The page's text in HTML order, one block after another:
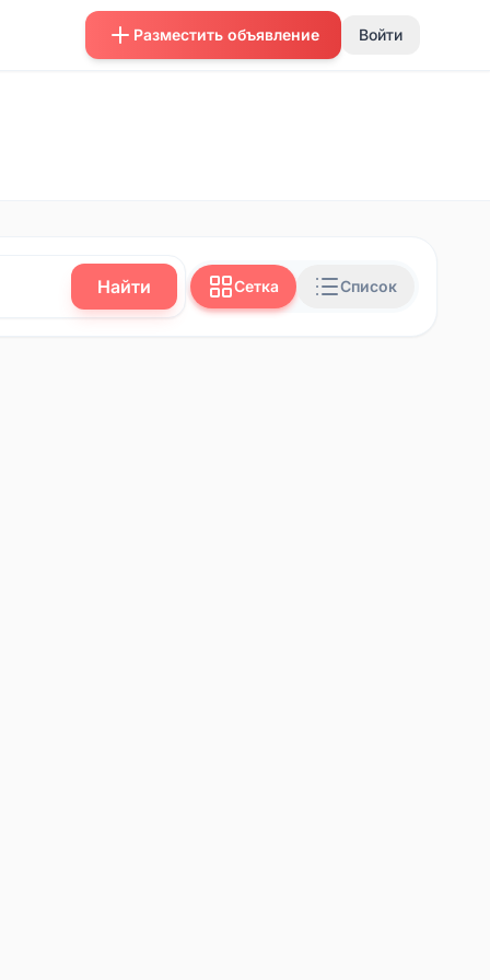
Разместить объявление Войти
Найти Сетка Список